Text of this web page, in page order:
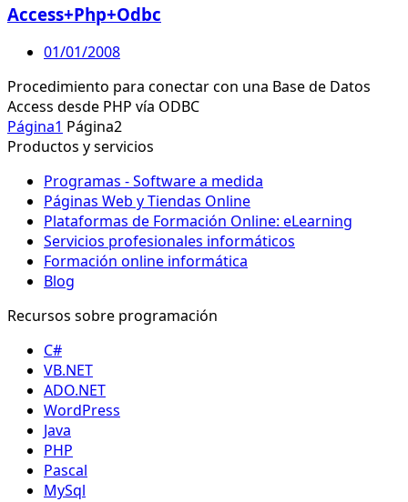
Access+Php+Odbc
01/01/2008
Procedimiento para conectar con una Base de Datos
Access desde PHP vía ODBC
Página1 Página2
Productos y servicios
Programas - Software a medida
Páginas Web y Tiendas Online
Plataformas de Formación Online: eLearning
Servicios profesionales informáticos
Formación online informática
Blog
Recursos sobre programación
C#
VB.NET
ADO.NET
WordPress
Java
PHP
Pascal
MySql